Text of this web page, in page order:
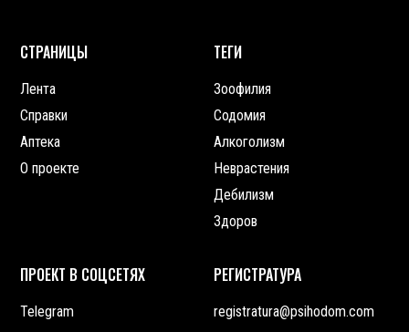
СТРАНИЦЫ
Лента
Справки
Аптека
О проекте
ТЕГИ
Зоофилия
Содомия
Алкоголизм
Неврастения
Дебилизм
Здоров
ПРОЕКТ В СОЦСЕТЯХ
Telegram
РЕГИСТРАТУРА
registratura@psihodom.com